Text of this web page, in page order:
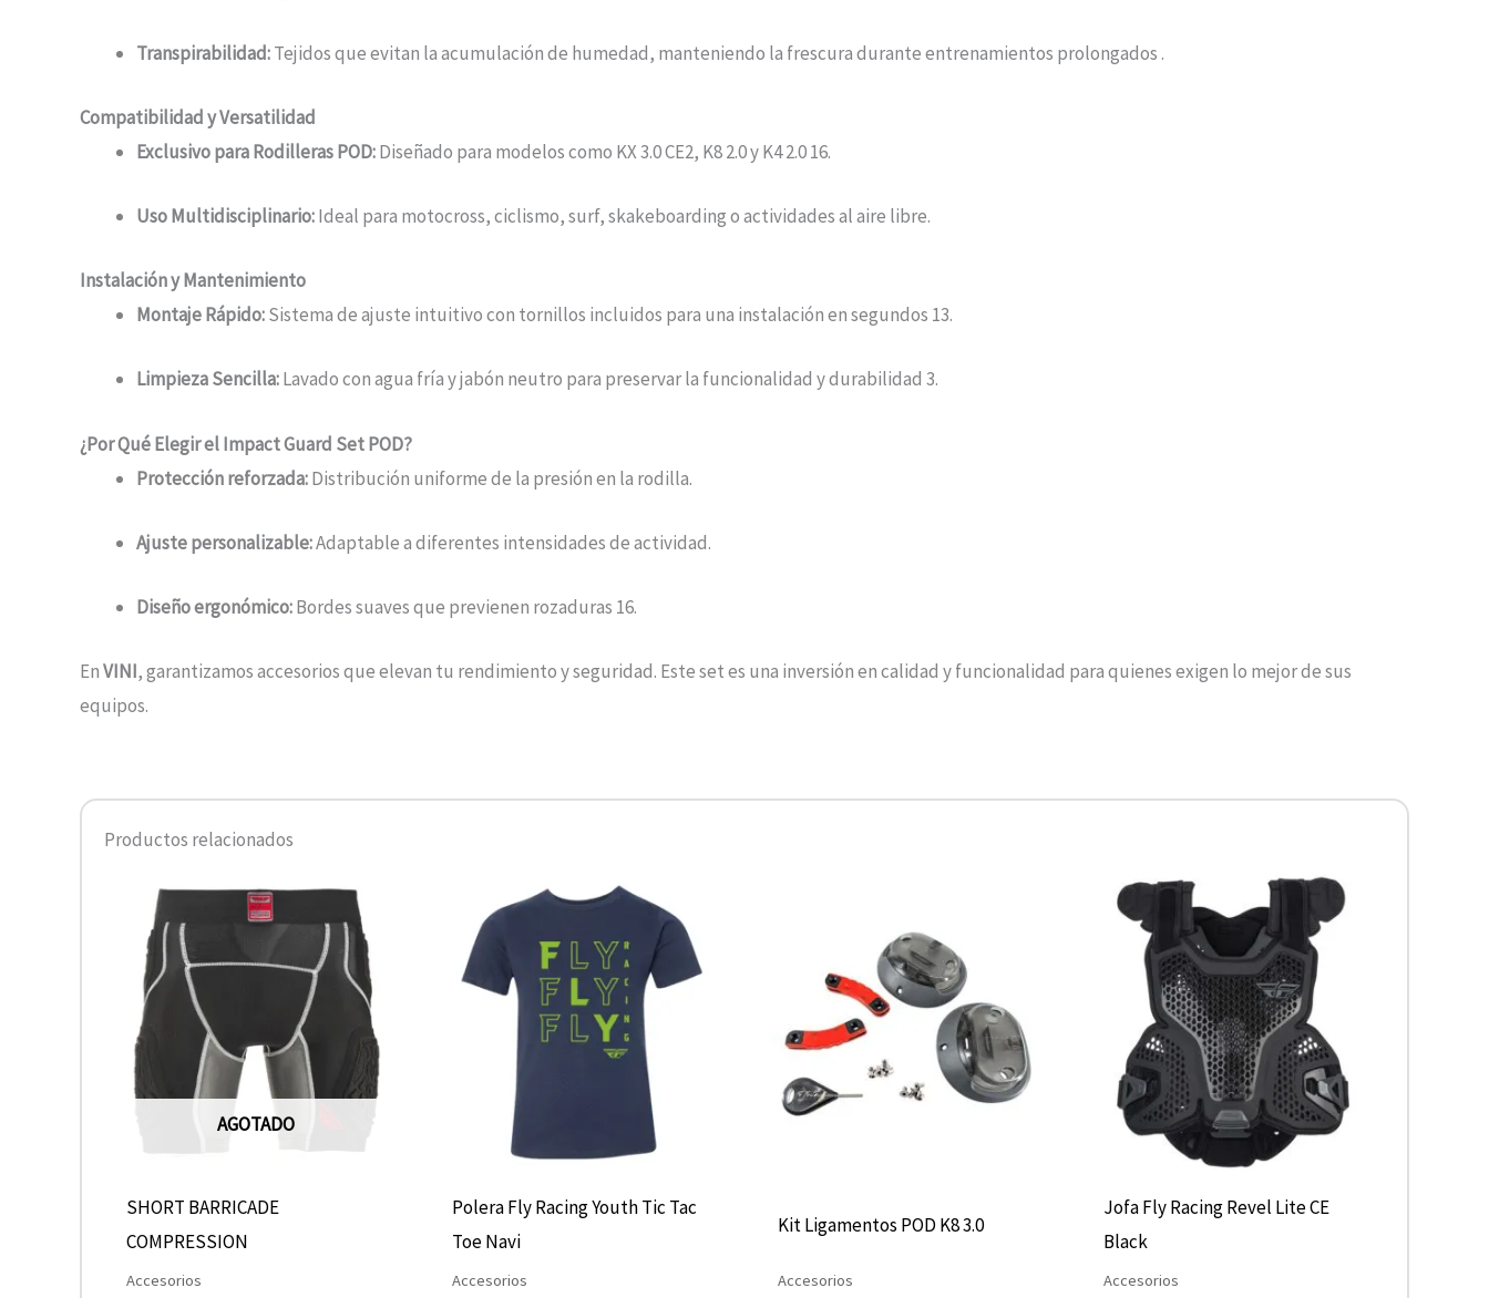
Transpirabilidad:Tejidos que evitan la acumulación de humedad, manteniendo la frescura durante entrenamientos prolongados .
Compatibilidad y Versatilidad
Exclusivo para Rodilleras POD:Diseñado para modelos como KX 3.0 CE2, K8 2.0 y K4 2.016.
Uso Multidisciplinario:Ideal para motocross, ciclismo, surf, skakeboarding o actividades al aire libre.
Instalación y Mantenimiento
Montaje Rápido:Sistema de ajuste intuitivo con tornillos incluidos para una instalación en segundos 13.
Limpieza Sencilla:Lavado con agua fría y jabón neutro para preservar la funcionalidad y durabilidad 3.
¿Por Qué Elegir el Impact Guard Set POD?
Protección reforzada:Distribución uniforme de la presión en la rodilla.
Ajuste personalizable:Adaptable a diferentes intensidades de actividad.
Diseño ergonómico:Bordes suaves que previenen rozaduras 16.
EnVINI, garantizamos accesorios que elevan tu rendimiento y seguridad. Este set es una inversión en calidad y funcionalidad para quienes exigen lo mejor de sus
equipos.
Productos relacionados
AGOTADO
SHORT BARRICADE
COMPRESSION
Accesorios
tiene
múltiples
variantes.
Las
opciones
se
Polera Fly Racing Youth Tic Tac
Toe Navi
Accesorios
tiene
Kit Ligamentos POD K8 3.0
Accesorios
Jofa Fly Racing Revel Lite CE
Black
Accesorios
Este
producto
Las
opciones
se